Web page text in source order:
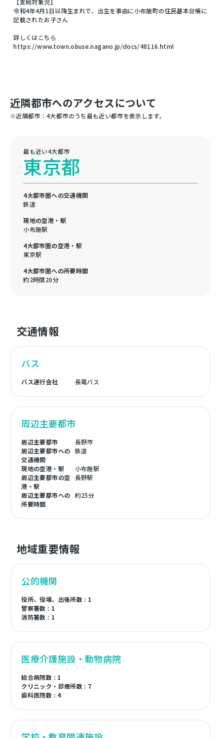
【支給対象児】
令和4年4月1日以降生まれで、出生を事由に小布施町の住民基本台帳に
記載されたお子さん
詳しくはこちら
https://www.town.obuse.nagano.jp/docs/48116.html
近隣都市へのアクセスについて
※近隣都市：4大都市のうち最も近い都市を表示します。
最も近い4大都市
東京都
4大都市圏への交通機関
鉄道
現地の空港・駅
小布施駅
4大都市圏の空港・駅
東京駅
4大都市圏への所要時間
約2時間20分
交通情報
バス
バス運行会社 長電バス
周辺主要都市
周辺主要都市
長野市
周辺主要都市への
交通機関
鉄道
現地の空港・駅
小布施駅
周辺主要都市の空
港・駅
長野駅
周辺主要都市への
所要時間
約25分
地域重要情報
公的機関
役所、役場、出張所数 : 1
警察署数 : 1
消防署数 : 1
医療介護施設・動物病院
総合病院数 : 1
クリニック・診療所数 : 7
歯科医院数 : 4